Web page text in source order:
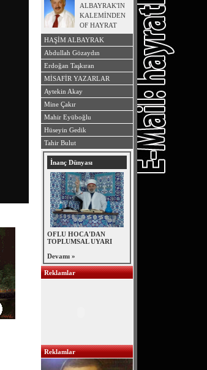
ALBAYRAK'IN
KALEMİNDEN
OF HAYRAT
BELGESELİ
HAŞİM ALBAYRAK
Abdullah Gözaydın
Erdoğan Taşkıran
MİSAFİR YAZARLAR
Aytekin Akay
Mine Çakır
Mahir Eyüboğlu
Hüseyin Gedik
Tahir Bulut
İnanç Dünyası
OFLU HOCA'DAN
TOPLUMSAL UYARI
Devamı »
Reklamlar
Reklamlar